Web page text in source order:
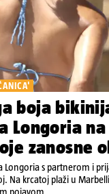
boja
Longoria
zanosne
Longoria s partnerom i
Na krcatoj plaži u
pojavom